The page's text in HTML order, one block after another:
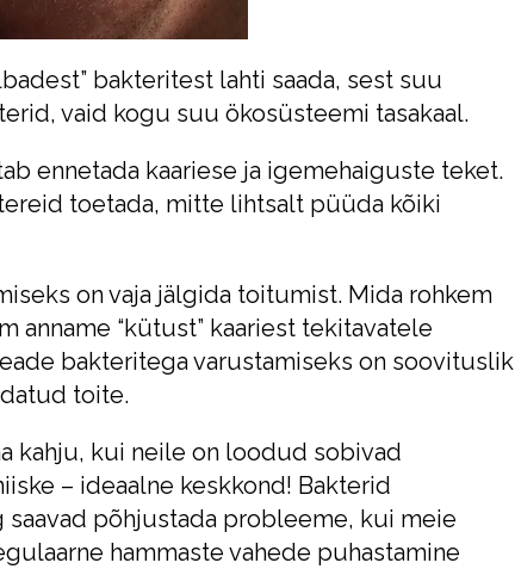
bakteritest lahti saada, sest suu
vaid kogu suu ökosüsteemi tasakaal.
ennetada kaariese ja igemehaiguste teket.
toetada, mitte lihtsalt püüda kõiki
on vaja jälgida toitumist. Mida rohkem
anname “kütust” kaariest tekitavatele
bakteritega varustamiseks on soovituslik
toite.
kahju, kui neile on loodud sobivad
– ideaalne keskkond! Bakterid
saavad põhjustada probleeme, kui meie
hammaste vahede puhastamine